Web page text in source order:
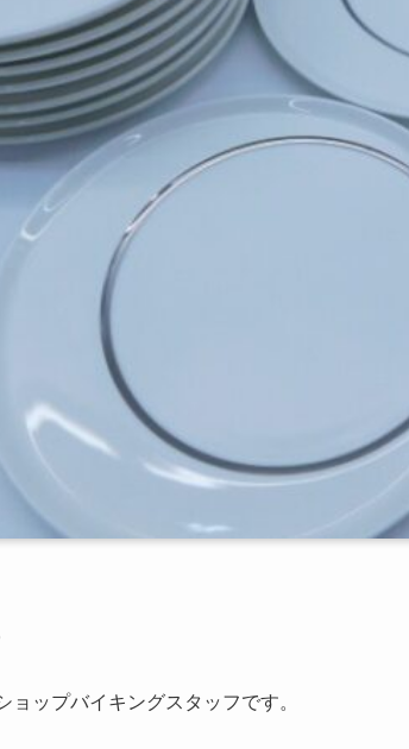
ョップバイキングスタッフです。